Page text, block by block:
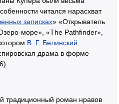
читался нарасхват
записках» «Открыватель
море», «The Pathfinder»,
В. Г. Белинский
драма в форме
традиционный роман нравов